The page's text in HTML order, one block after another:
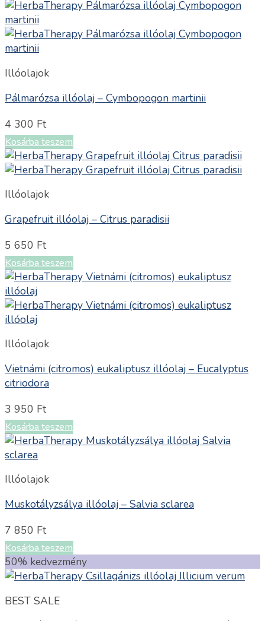
Illóolajok
Pálmarózsa illóolaj – Cymbopogon martinii
4 300 Ft
Kosárba teszem
Illóolajok
Grapefruit illóolaj – Citrus paradisii
5 650 Ft
Kosárba teszem
Illóolajok
Vietnámi (citromos) eukaliptusz illóolaj – Eucalyptus
citriodora
3 950 Ft
Kosárba teszem
Illóolajok
Muskotályzsálya illóolaj – Salvia sclarea
7 850 Ft
Kosárba teszem
50% kedvezmény
BEST SALE